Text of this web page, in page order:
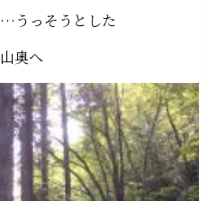
うっそうとした
奥へ